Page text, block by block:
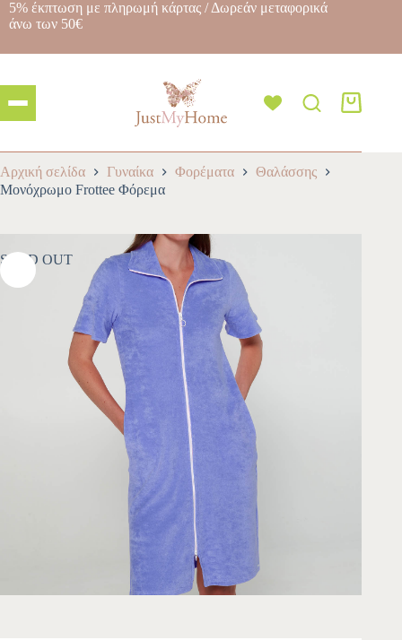
5% έκπτωση με πληρωμή κάρτας / Δωρεάν μεταφορικά
άνω των 50€
Αρχική σελίδα Γυναίκα Φορέματα
Θαλάσσης
Μονόχρωμο Frottee Φόρεμα
SOLD OUT